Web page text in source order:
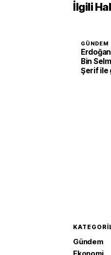
İlgili
GÜNDEM
Bin
Şerif ile
Gündem